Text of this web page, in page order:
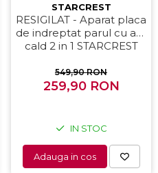
STARCREST
RESIGILAT - Aparat placa
de indreptat parul cu aer
cald 2 in 1 STARCREST
Uscare si indreptare,
Afisaj LCD, Tehnologie cu
Roz
549,90 RON
259,90 RON
IN STOC
Adauga in cos